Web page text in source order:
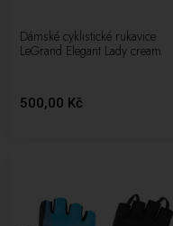
Dámské cyklistické rukavice
LeGrand Elegant Lady cream
500,00 Kč